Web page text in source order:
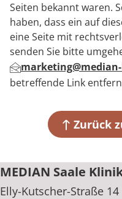
Seiten bekannt waren.
haben, dass ein auf
eine Seite mit
senden Sie bitte
betreffende Link
Zurück
MEDIAN Saale
Elly-Kutscher-Straße 14